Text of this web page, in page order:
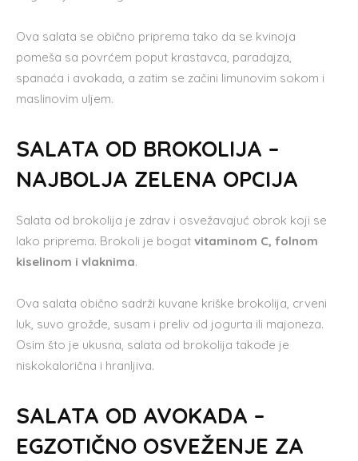
Ova salata se obično priprema tako da se kvinoja
pomeša sa povrćem poput krastavca, paradajza,
spanaća i avokada, a zatim se začini limunovim sokom i
maslinovim uljem.
SALATA OD BROKOLIJA –
NAJBOLJA ZELENA OPCIJA
Salata od brokolija je zdrav i osvežavajuć obrok koji se
lako priprema. Brokoli je bogat vitaminom C, folnom
kiselinom i vlaknima.
Ova salata obično sadrži kuvane kriške brokolija, crveni
luk, suvo grožđe, susam i preliv od jogurta ili majoneza.
Osim što je ukusna, salata od brokolija takođe je
niskokalorična i hranljiva.
SALATA OD AVOKADA –
EGZOTIČNO OSVEŽENJE ZA